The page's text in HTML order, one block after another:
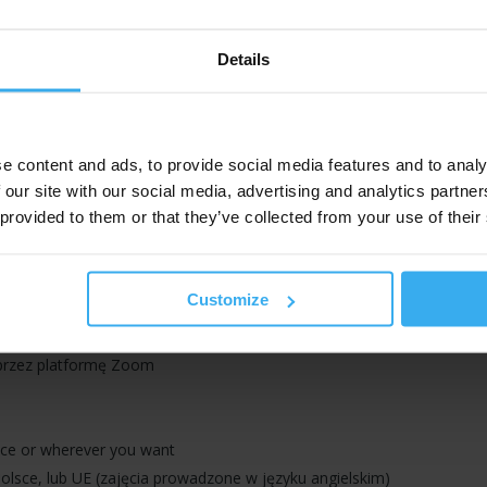
Details
content and ads, to provide social media features and to
site with our social media, advertising and analytics
to them or that they’ve collected from your use of
Customize
platformę Zoom
or wherever you want
lub UE (zajęcia prowadzone w języku angielskim)